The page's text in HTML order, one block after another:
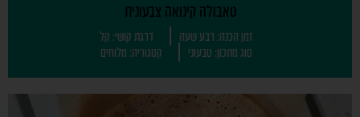
טאבולה קינואה צבעונית
זמן הכנה: רבע שעה
דרגת קושי: קל
סוג מתכון: טבעוני
קטגוריה: מלוחים